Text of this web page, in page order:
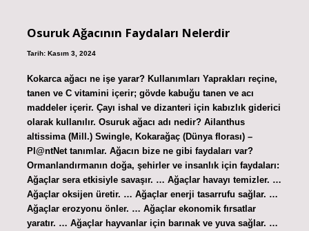
Osuruk Ağacının Faydaları Nelerdir
Tarih: Kasım 3, 2024
Kokarca ağacı ne işe yarar? Kullanımları Yaprakları reçine,
tanen ve C vitamini içerir; gövde kabuğu tanen ve acı
maddeler içerir. Çayı ishal ve dizanteri için kabızlık giderici
olarak kullanılır. Osuruk ağacı adı nedir? Ailanthus
altissima (Mill.) Swingle, Kokarağaç (Dünya florası) –
Pl@ntNet tanımlar. Ağacın bize ne gibi faydaları var?
Ormanlandırmanın doğa, şehirler ve insanlık için faydaları:
Ağaçlar sera etkisiyle savaşır. … Ağaçlar havayı temizler. …
Ağaçlar oksijen üretir. … Ağaçlar enerji tasarrufu sağlar. …
Ağaçlar erozyonu önler. … Ağaçlar ekonomik fırsatlar
yaratır. … Ağaçlar hayvanlar için barınak ve yuva sağlar. …